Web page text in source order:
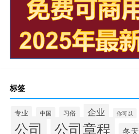
标签
专业 中国 习俗 企业 你可以
公司 公司章程 冬天